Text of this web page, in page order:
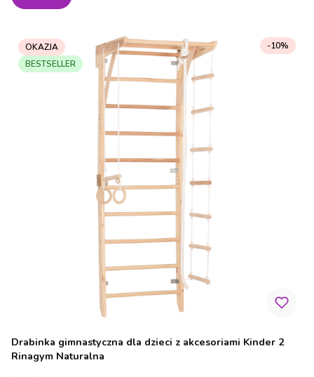
OKAZJA
BESTSELLER
Drabinka gimnastyczna dla dzieci z akcesoriami Kinder 2
Rinagym Naturalna
-10%